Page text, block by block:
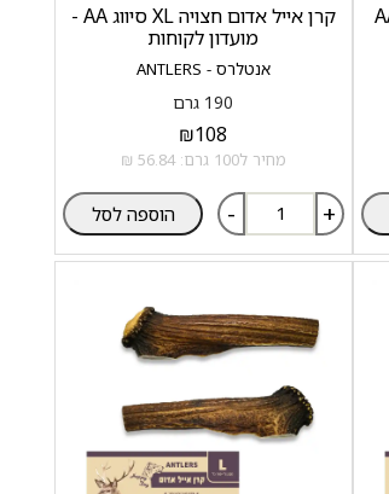
אנטלרס - ANTLERS
קרן אייל אדום חצויה XL סיווג AA -
מועדון לקוחות
190 גרם
₪108
מחיר ל100 גרם: 56.84 ₪
- + הוספה לסל